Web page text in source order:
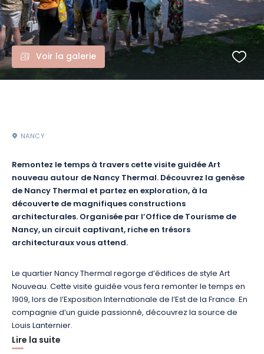
Voir la galerie
NANCY
Remontez le temps à travers cette visite guidée Art
nouveau autour de Nancy Thermal. Découvrez la genèse
de Nancy Thermal et partez en exploration, à la
découverte de magnifiques constructions
architecturales. Organisée par l’Office de Tourisme de
Nancy, un circuit captivant, riche en trésors
architecturaux vous attend.
Le quartier Nancy Thermal regorge d’édifices de style Art
Nouveau. Cette visite guidée vous fera remonter le temps en
1909, lors de l’Exposition Internationale de l’Est de la France. En
compagnie d’un guide passionné, découvrez la source de
Louis Lanternier.
Lire la suite